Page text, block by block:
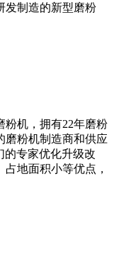
发制造的新型磨粉
粉机，拥有22年磨粉
磨粉机制造商和供应
的专家优化升级改
地面积小等优点，